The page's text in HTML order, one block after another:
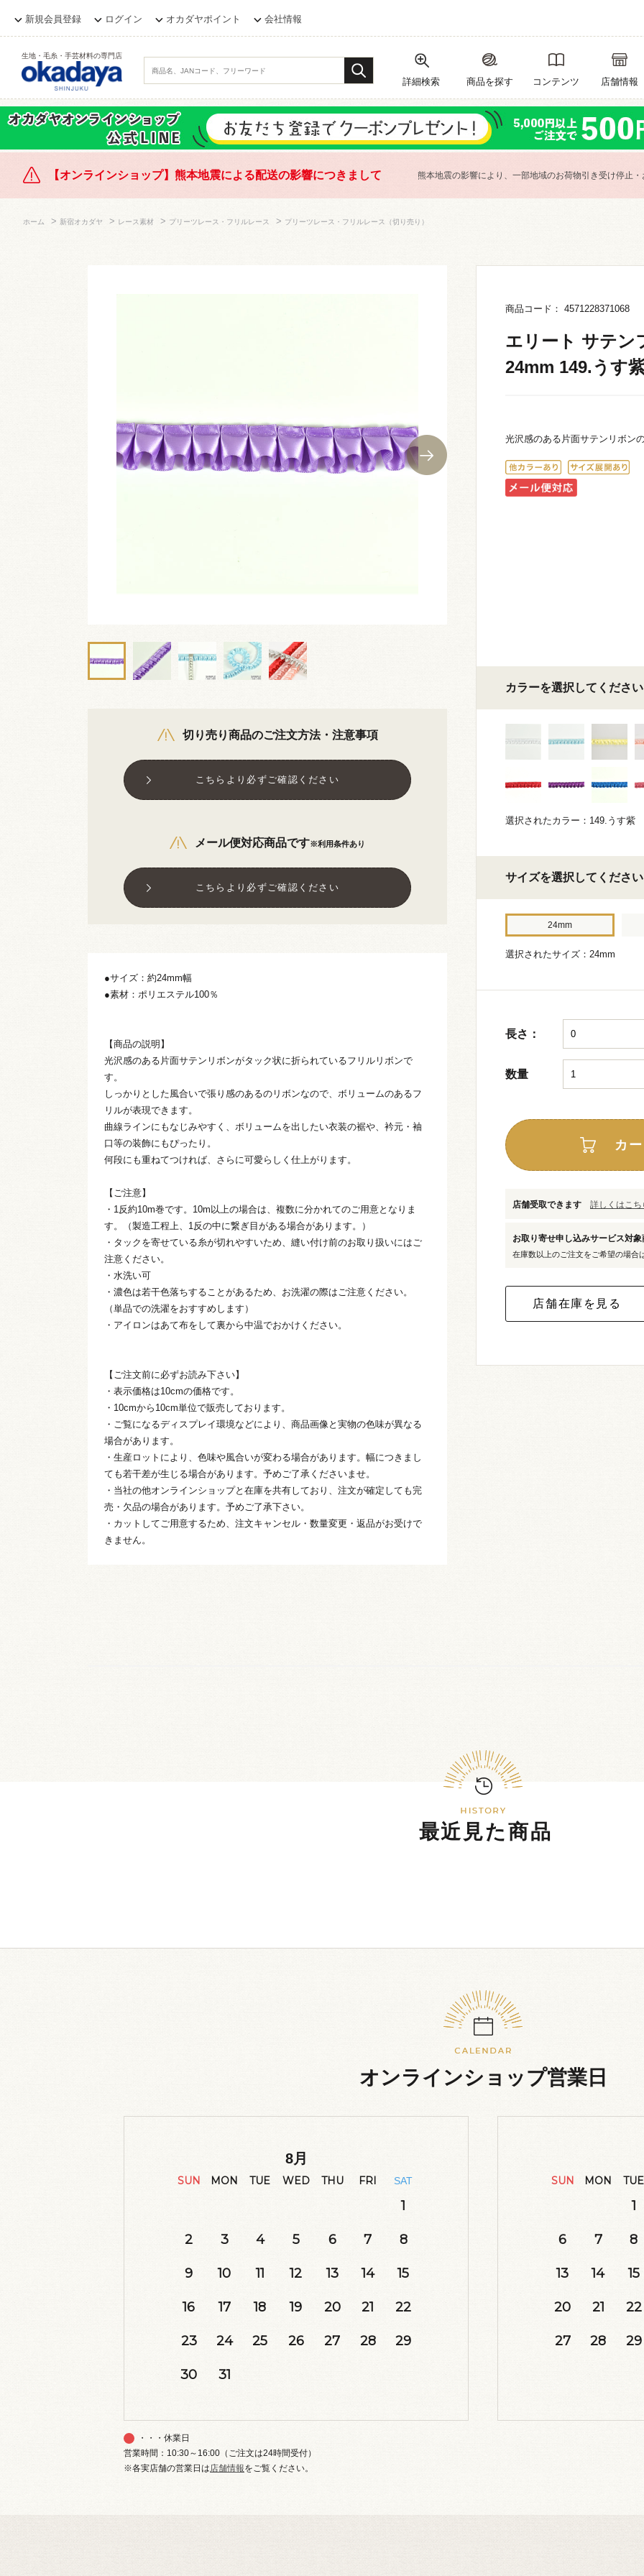
新規会員登録 ログイン オカダヤポイント 会社情報
生地・毛糸・手芸材料の専門店
詳細検索 商品を探す コンテンツ 店舗情報
【オンラインショップ】熊本地震による配送の影響につきまして 熊本地震の影響により、一部地域のお荷物引き受け停止
ホーム > 新宿オカダヤ > レース素材 > プリーツレース・フリルレース > プリーツレース・フリルレース（切り売り）
切り売り商品のご注文方法・注意事項
こちらより必ずご確認ください
メール便対応商品です※利用条件あり
こちらより必ずご確認ください
●サイズ：約24mm幅
●素材：ポリエステル100％
【商品の説明】
光沢感のある片面サテンリボンがタック状に折られているフリルリボンで
す。
しっかりとした風合いで張り感のあるのリボンなので、ボリュームのあるフ
リルが表現できます。
曲線ラインにもなじみやすく、ボリュームを出したい衣装の裾や、衿元・袖
口等の装飾にもぴったり。
何段にも重ねてつければ、さらに可愛らしく仕上がります。
【ご注意】
・1反約10m巻です。10m以上の場合は、複数に分かれてのご用意となりま
す。（製造工程上、1反の中に繋ぎ目がある場合があります。）
・タックを寄せている糸が切れやすいため、縫い付け前のお取り扱いにはご
注意ください。
・水洗い可
・濃色は若干色落ちすることがあるため、お洗濯の際はご注意ください。
（単品での洗濯をおすすめします）
・アイロンはあて布をして裏から中温でおかけください。
【ご注文前に必ずお読み下さい】
・表示価格は10cmの価格です。
・10cmから10cm単位で販売しております。
・ご覧になるディスプレイ環境などにより、商品画像と実物の色味が異なる
場合があります。
・生産ロットにより、色味や風合いが変わる場合があります。幅につきまし
ても若干差が生じる場合があります。予めご了承くださいませ。
・当社の他オンラインショップと在庫を共有しており、注文が確定しても完
売・欠品の場合があります。予めご了承下さい。
・カットしてご用意するため、注文キャンセル・数量変更・返品がお受けで
きません。
商品コード： 4571228371068
エリート サテン
24mm 149.うす
光沢感のある片面サテンリボン
カラーを選択してください
選択されたカラー：149.うす紫
サイズを選択してください
24mm
選択されたサイズ：24mm
長さ：
数量
カ
店舗受取できます 詳しくはこち
お取り寄せ申し込みサービス対
在庫数以上のご注文をご希望の場合
最近見た商品
オンラインショップ営業日
8月
SUN MON TUE WED THU FRI SAT
1
2 3 4 5 6 7 8
9 10 11 12 13 14 15
16 17 18 19 20 21 22
23 24 25 26 27 28 29
30 31
SUN MON TUE
1
6 7 8
13 14 15
20 21 22
27 28 29
・・・休業日
営業時間：10:30～16:00（ご注文は24時間受付）
※各実店舗の営業日は店舗情報をご覧ください。